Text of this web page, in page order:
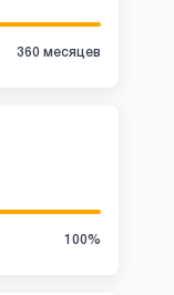
360 месяцев
100%